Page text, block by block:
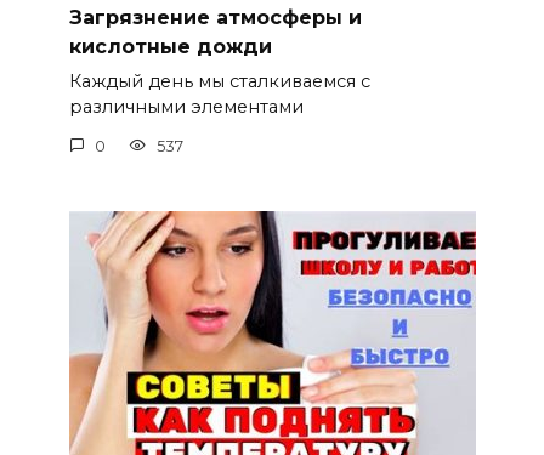
Загрязнение атмосферы и
кислотные дожди
Каждый день мы сталкиваемся с
различными элементами
0 537